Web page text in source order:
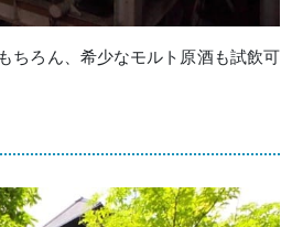
ちろん、希少なモルト原酒も試飲可